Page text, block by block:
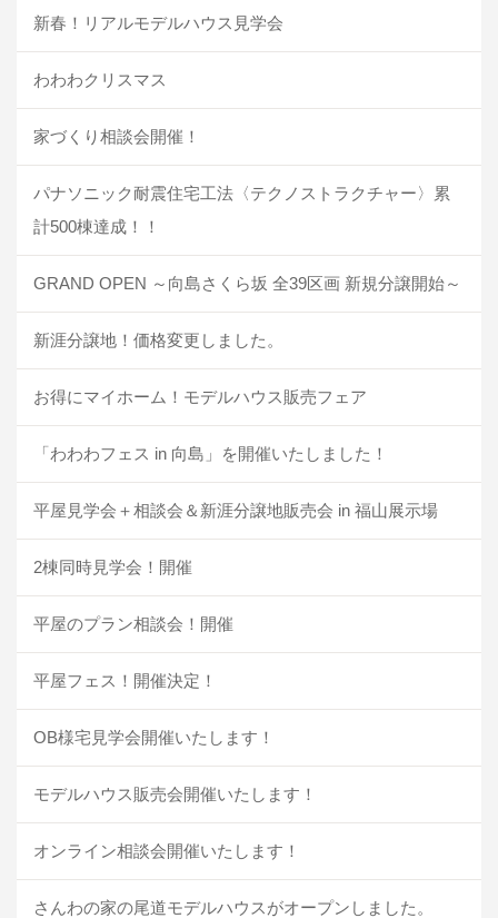
新春！リアルモデルハウス見学会
わわわクリスマス
家づくり相談会開催！
パナソニック耐震住宅工法〈テクノストラクチャー〉累
計500棟達成！！
GRAND OPEN ～向島さくら坂 全39区画 新規分譲開始～
新涯分譲地！価格変更しました。
お得にマイホーム！モデルハウス販売フェア
「わわわフェス in 向島」を開催いたしました！
平屋見学会＋相談会＆新涯分譲地販売会 in 福山展示場
2棟同時見学会！開催
平屋のプラン相談会！開催
平屋フェス！開催決定！
OB様宅見学会開催いたします！
モデルハウス販売会開催いたします！
オンライン相談会開催いたします！
さんわの家の尾道モデルハウスがオープンしました。